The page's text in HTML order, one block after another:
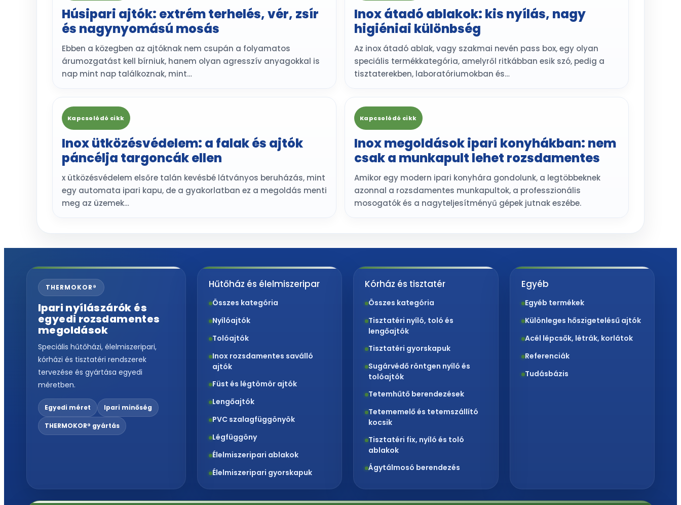
Húsipari ajtók: extrém terhelés, vér, zsír
és nagynyomású mosás
Ebben a közegben az ajtóknak nem csupán a folyamatos
árumozgatást kell bírniuk, hanem olyan agresszív anyagokkal is
nap mint nap találkoznak, mint…
Inox átadó ablakok: kis nyílás, nagy
higiéniai különbség
Az inox átadó ablak, vagy szakmai nevén pass box, egy olyan
speciális termékkategória, amelyről ritkábban esik szó, pedig a
tisztaterekben, laboratóriumokban és…
Kapcsolódó cikk
Inox ütközésvédelem: a falak és ajtók
páncélja targoncák ellen
x ütközésvédelem elsőre talán kevésbé látványos beruházás, mint
egy automata ipari kapu, de a gyakorlatban ez a megoldás menti
meg az üzemek…
Kapcsolódó cikk
Inox megoldások ipari konyhákban: nem
csak a munkapult lehet rozsdamentes
Amikor egy modern ipari konyhára gondolunk, a legtöbbeknek
azonnal a rozsdamentes munkapultok, a professzionális
mosogatók és a nagyteljesítményű gépek jutnak eszébe.
THERMOKOR®
Ipari nyílászárók és
egyedi rozsdamentes
megoldások
Speciális hűtőházi, élelmiszeripari,
kórházi és tisztatéri rendszerek
tervezése és gyártása egyedi
méretben.
Egyedi méret Ipari minőség
THERMOKOR® gyártás
Hűtőház és élelmiszeripar
Összes kategória
Nyílóajtók
Tolóajtók
Inox rozsdamentes saválló
ajtók
Füst és légtömör ajtók
Lengőajtók
PVC szalagfüggönyök
Légfüggöny
Élelmiszeripari ablakok
Élelmiszeripari gyorskapuk
Kórház és tisztatér
Összes kategória
Tisztatéri nyíló, toló és
lengőajtók
Tisztatéri gyorskapuk
Sugárvédő röntgen nyíló és
tolóajtók
Tetemhűtő berendezések
Tetememelő és tetemszállító
kocsik
Tisztatéri fix, nyíló és toló
ablakok
Ágytálmosó berendezés
Egyéb
Egyéb termékek
Különleges hőszigetelésű ajtók
Acél lépcsők, létrák, korlátok
Referenciák
Tudásbázis